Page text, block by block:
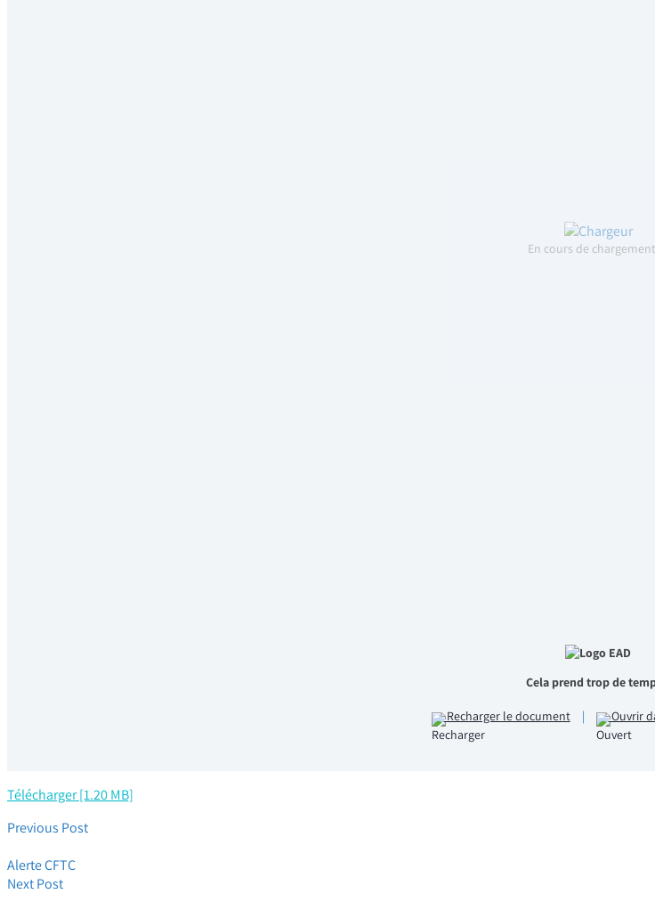
En cours de
Cela prend trop de
Recharger le document | Ouvrir
Télécharger [1.20 MB]
Previous Post
Alerte CFTC
Next Post